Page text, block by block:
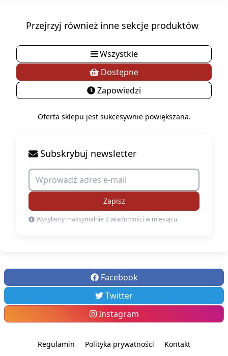
Przejrzyj również inne sekcje produktów
Wszystkie
Dostępne
Zapowiedzi
Oferta sklepu jest sukcesywnie powiększana.
Subskrybuj newsletter
Zapisz
Wysyłamy maksymalnie 2 wiadomości w miesiącu.
Facebook
Twitter
Instagram
Regulamin Polityka prywatności Kontakt